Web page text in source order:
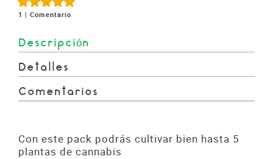
1 | Comentario
Descripción
Detalles
Comentarios
Con este pack podrás cultivar bien hasta 5
plantas de cannabis